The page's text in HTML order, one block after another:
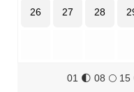
26 27 28
01 🌓 08 🌕 15